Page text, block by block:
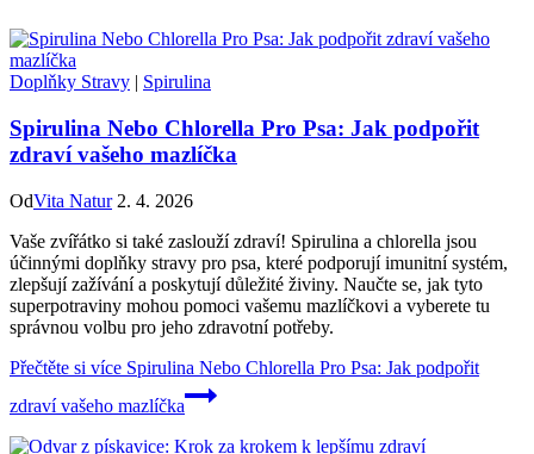
Doplňky Stravy | Spirulina
Spirulina Nebo Chlorella Pro Psa: Jak podpořit
zdraví vašeho mazlíčka
OdVita Natur 2. 4. 2026
Vaše zvířátko si také zaslouží zdraví! Spirulina a chlorella jsou
účinnými doplňky stravy pro psa, které podporují imunitní systém,
zlepšují zažívání a poskytují důležité živiny. Naučte se, jak tyto
superpotraviny mohou pomoci vašemu mazlíčkovi a vyberete tu
správnou volbu pro jeho zdravotní potřeby.
Přečtěte si více Spirulina Nebo Chlorella Pro Psa: Jak podpořit
zdraví vašeho mazlíčka